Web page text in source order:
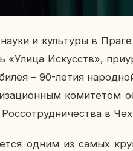
и куль­ту­ры в
«Улица Ис­кусств»,
– 90-летия
ко­ми­те­том
в
одним из самых